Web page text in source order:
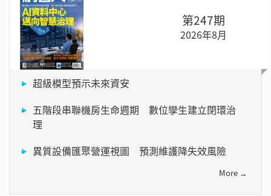
第247期
2026年8月
超級模型預示未來資安
五階段串聯機房生命週期 數位孿生建立閉環治
理
異質設備匯聚營運視圖 預測維護降失效風險
More →